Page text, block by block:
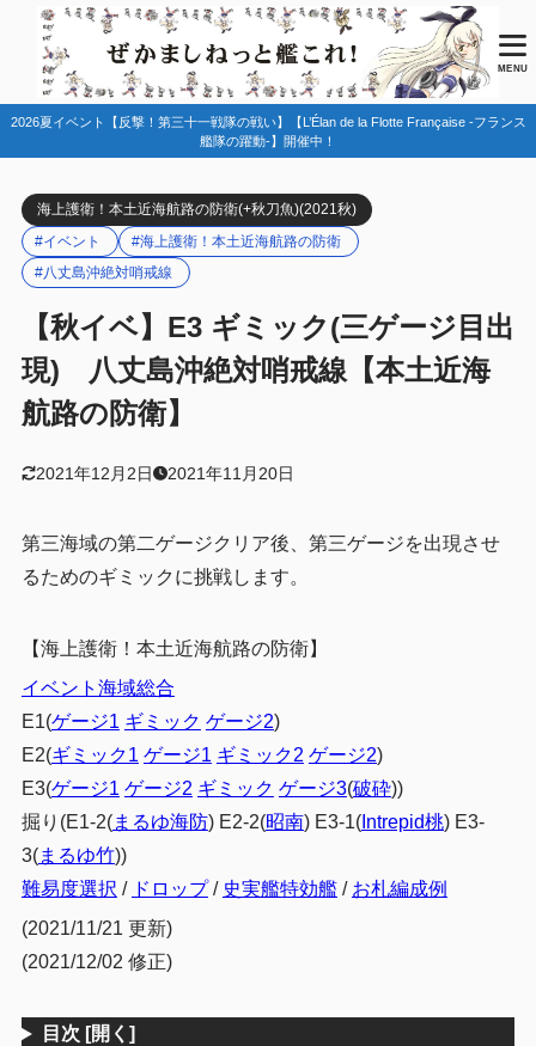
MENU
2026夏イベント【反撃！第三十一戦隊の戦い】【L’Élan de la Flotte Française -フランス
艦隊の躍動-】開催中！
海上護衛！本土近海航路の防衛(+秋刀魚)(2021秋)
#イベント
#海上護衛！本土近海航路の防衛
#八丈島沖絶対哨戒線
【秋イベ】E3 ギミック(三ゲージ目出
現) 八丈島沖絶対哨戒線【本土近海
航路の防衛】
2021年12月2日 2021年11月20日
第三海域の第二ゲージクリア後、第三ゲージを出現させ
るためのギミックに挑戦します。
【海上護衛！本土近海航路の防衛】
イベント海域総合
E1(ゲージ1 ギミック ゲージ2)
E2(ギミック1 ゲージ1 ギミック2 ゲージ2)
E3(ゲージ1 ゲージ2 ギミック ゲージ3(破砕))
掘り(E1-2(まるゆ海防) E2-2(昭南) E3-1(Intrepid桃) E3-
3(まるゆ竹))
難易度選択 / ドロップ/ 史実艦特効艦/ お札編成例
(2021/11/21 更新)
(2021/12/02 修正)
目次 [開く]
目次
1
1.2 敵編成
1.2.1 道中
1.2.2.1 R2マス(連合)
2.1 R1・R2
2.1.1 第一艦隊
2.1.3 基地航空隊
3 まとめ